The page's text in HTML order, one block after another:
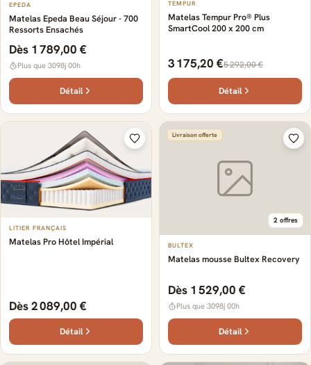
EPEDA
Matelas Epeda Beau Séjour - 700
Ressorts Ensachés
Dès 1 789,00 €
Plus que 3098j 00h
Détail
TEMPUR
Matelas Tempur Pro® Plus
SmartCool 200 x 200 cm
3 175,20 €5 292,00 €
Détail
LITIER FRANÇAIS
Matelas Pro Hôtel Impérial
Dès 2 089,00 €
Détail
Livraison offerte
2 offres
BULTEX
Matelas mousse Bultex Recovery
Dès 1 529,00 €
Plus que 3098j 00h
Détail